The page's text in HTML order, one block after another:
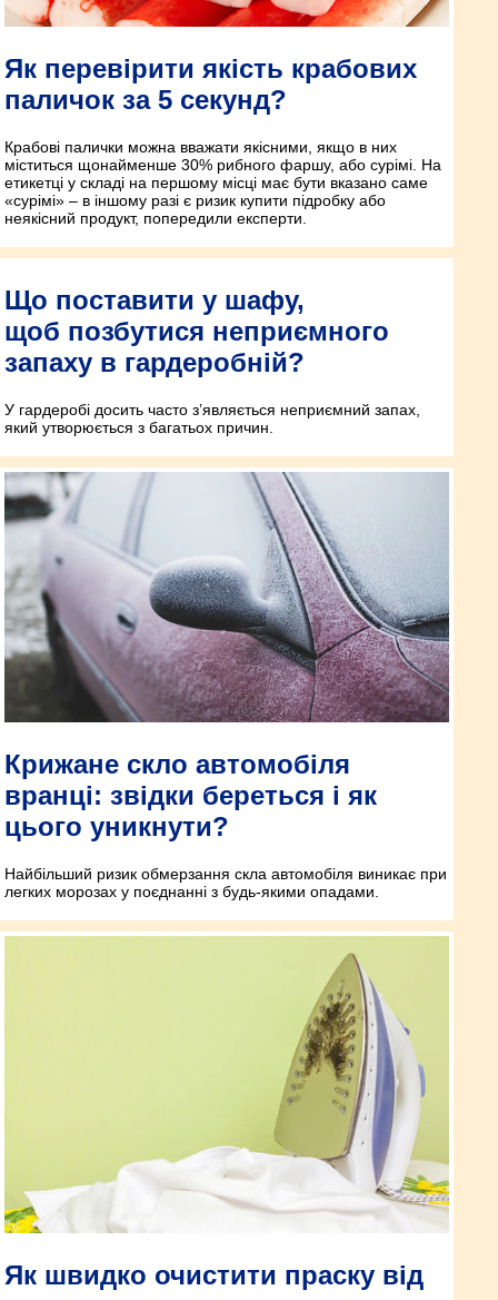
Як перевірити якість крабових
паличок за 5 секунд?
Крабові палички можна вважати якісними, якщо в них
міститься щонайменше 30% рибного фаршу, або сурімі. На
етикетці у складі на першому місці має бути вказано саме
«сурімі» – в іншому разі є ризик купити підробку або
неякісний продукт, попередили експерти.
Що поставити у шафу,
щоб позбутися неприємного
запаху в гардеробній?
У гардеробі досить часто з’являється неприємний запах,
який утворюється з багатьох причин.
Крижане скло автомобіля
вранці: звідки береться і як
цього уникнути?
Найбільший ризик обмерзання скла автомобіля виникає при
легких морозах у поєднанні з будь-якими опадами.
Як швидко очистити праску від